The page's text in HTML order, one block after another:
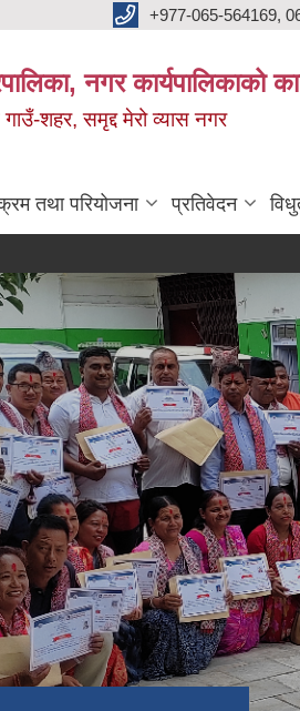
+977-065-564169,
नगर कार्यपालिकाको
गाउँ-शहर, समृद्द मेरो व्यास नगर
तथा परियोजना प्रतिवेदन
लोक